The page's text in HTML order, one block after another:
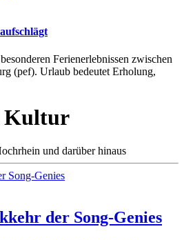
Ferienerlebnissen zwischen
(pef). Urlaub bedeutet Erholung,
Kultur
und darüber hinaus
der Song-Genies